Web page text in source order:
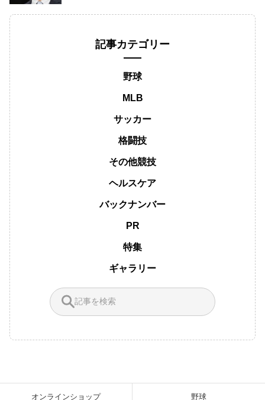
記事カテゴリー
野球
MLB
サッカー
格闘技
その他競技
ヘルスケア
バックナンバー
PR
特集
ギャラリー
オンラインショップ 野球